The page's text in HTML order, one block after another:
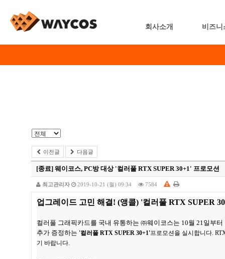
회사소개 비즈니
이전글 다음글
[종료] 웨이코스, PC방 대상 '컬러풀 RTX SUPER 30+1' 프로모션
최고관리자 2019-10-21 (월) 09:34 7584
업그레이드 고민 해결! (앵콜) '컬러풀 RTX SUPER
컬러풀 그래픽카드를 국내 유통하는 ㈜웨이코스는 10월 21일부
추가 증정하는 '컬러풀 RTX SUPER 30+1'프로모션을 실시합니다.
기 바랍니다.